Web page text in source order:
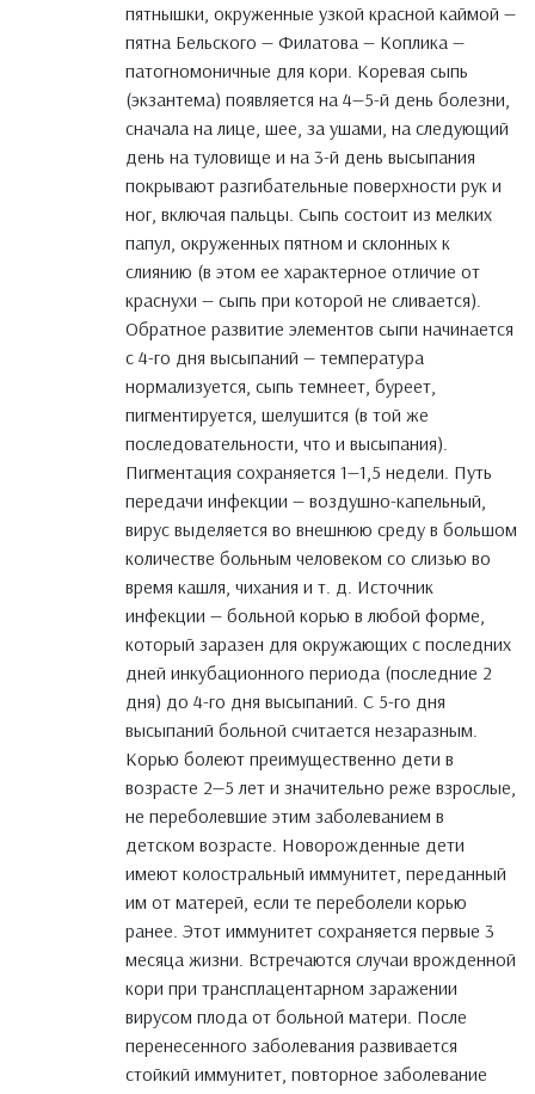
пятнышки, окруженные узкой красной каймой —
пятна Бельского — Филатова — Коплика —
патогномоничные для кори. Коревая сыпь
(экзантема) появляется на 4—5-й день болезни,
сначала на лице, шее, за ушами, на следующий
день на туловище и на 3-й день высыпания
покрывают разгибательные поверхности рук и
ног, включая пальцы. Сыпь состоит из мелких
папул, окруженных пятном и склонных к
слиянию (в этом ее характерное отличие от
краснухи — сыпь при которой не сливается).
Обратное развитие элементов сыпи начинается
с 4-го дня высыпаний — температура
нормализуется, сыпь темнеет, буреет,
пигментируется, шелушится (в той же
последовательности, что и высыпания).
Пигментация сохраняется 1—1,5 недели. Путь
передачи инфекции — воздушно-капельный,
вирус выделяется во внешнюю среду в большом
количестве больным человеком со слизью во
время кашля, чихания и т. д. Источник
инфекции — больной корью в любой форме,
который заразен для окружающих с последних
дней инкубационного периода (последние 2
дня) до 4-го дня высыпаний. С 5-го дня
высыпаний больной считается незаразным.
Корью болеют преимущественно дети в
возрасте 2—5 лет и значительно реже взрослые,
не переболевшие этим заболеванием в
детском возрасте. Новорожденные дети
имеют колостральный иммунитет, переданный
им от матерей, если те переболели корью
ранее. Этот иммунитет сохраняется первые 3
месяца жизни. Встречаются случаи врожденной
кори при трансплацентарном заражении
вирусом плода от больной матери. После
перенесенного заболевания развивается
стойкий иммунитет, повторное заболевание